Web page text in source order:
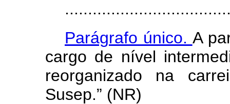
Parágrafo único. A
cargo de nível
reorganizado na
Susep.” (NR)